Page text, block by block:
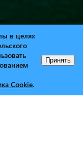
в целях
Cookie.
Принять